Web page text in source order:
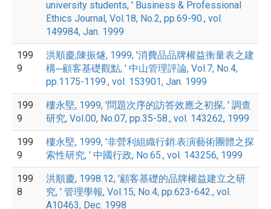
university students, ' Business & Professional
Ethics Journal, Vol.18, No.2, pp.69-90., vol.
149984, Jan. 1999
199
9
洪順慶;陳振燧, 1999, '消費品品牌權益衡量表之建
構─顧客基礎觀點, ' 中山管理評論, Vol.7, No.4,
pp.1175-1199., vol. 153901, Jan. 1999
199
9
樓永堅, 1999, '問題次序的訪答效應之初探, ' 調查
研究, Vol.00, No.07, pp.35-58., vol. 143262, 1999
199
9
樓永堅, 1999, '非營利組織行銷:表演藝術團體之探
索性研究, ' 中國行政, No.65., vol. 143256, 1999
199
8
洪順慶, 1998.12, '顧客基礎的品牌權益建立之研
究, ' 管理學報, Vol.15, No.4, pp.623-642., vol.
A10463, Dec. 1998